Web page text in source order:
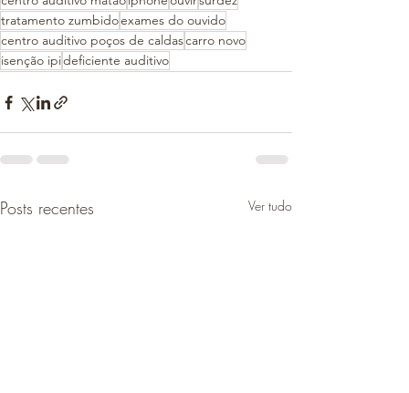
tratamento zumbidoexames do ouvido
centro auditivo poços de caldascarro novo
isenção ipideficiente auditivo
Posts recentes Ver tudo